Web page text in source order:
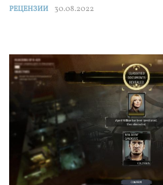
РЕЦЕНЗИИ 30.08.2022